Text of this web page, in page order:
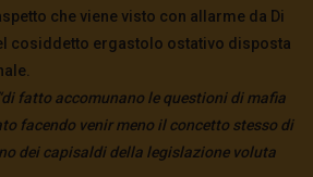
che viene visto con allarme da Di
cosiddetto ergastolo ostativo disposta
“di fatto accomunano le questioni di mafia
facendo venir meno il concetto stesso di
dei capisaldi della legislazione voluta